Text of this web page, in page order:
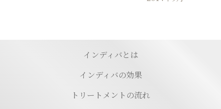
インディバとは
インディバの効果
トリートメントの流れ